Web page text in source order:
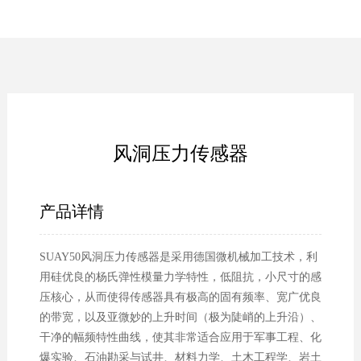
风洞压力传感器
产品详情
SUAY50风洞压力传感器是采用德国微机械加工技术，利
用硅优良的杨氏弹性模量力学特性，低阻抗，小尺寸的感
压核心，从而使得传感器具有极高的固有频率、宽广优良
的带宽，以及亚微妙的上升时间（极为陡峭的上升沿）、
干净的幅频特性曲线，使其非常适合应用于军事工程、化
爆实验、石油勘采与试井、材料力学、土木工程学、岩土